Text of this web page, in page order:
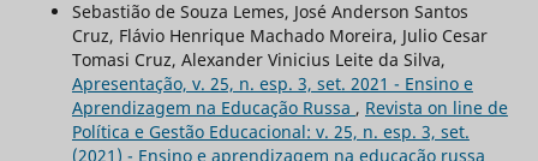
Sebastião de Souza Lemes, José Anderson Santos
Cruz, Flávio Henrique Machado Moreira, Julio Cesar
Tomasi Cruz, Alexander Vinicius Leite da Silva,
Apresentação, v. 25, n. esp. 3, set. 2021 - Ensino e
Aprendizagem na Educação Russa , Revista on line de
Política e Gestão Educacional: v. 25, n. esp. 3, set.
(2021) - Ensino e aprendizagem na educação russa